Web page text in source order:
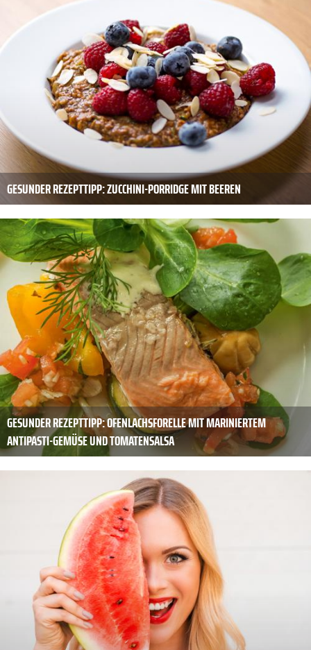
GESUNDER REZEPTTIPP: ZUCCHINI-PORRIDGE MIT BEEREN
GESUNDER REZEPTTIPP: OFENLACHSFORELLE MIT MARINIERTEM
ANTIPASTI-­GEMÜSE UND TOMATENSALSA